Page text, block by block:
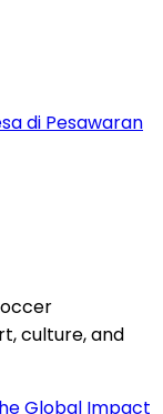
di Pesawaran
Global Impact